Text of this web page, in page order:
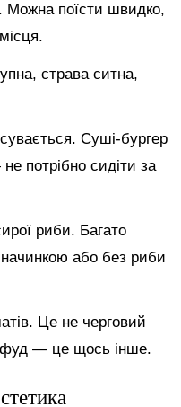
Можна поїсти швидко,
страва ситна,
Суші-бургер
потрібно сидіти за
риби. Багато
начинкою або без риби
Це не черговий
— це щось інше.